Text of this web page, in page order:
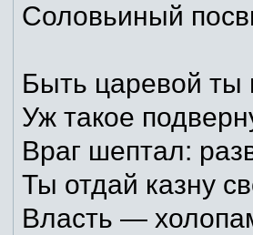
Соловьиный
Быть царевой ты
Уж такое
Враг шептал:
Ты отдай казну
Власть —